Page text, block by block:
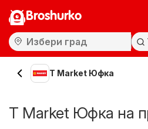
Broshurko
T Market Юфка
T Market Юфка на